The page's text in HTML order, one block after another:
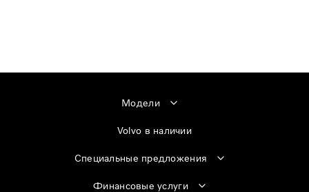
Модели
Volvo в наличии
Специальные предложения
Финансовые услуги